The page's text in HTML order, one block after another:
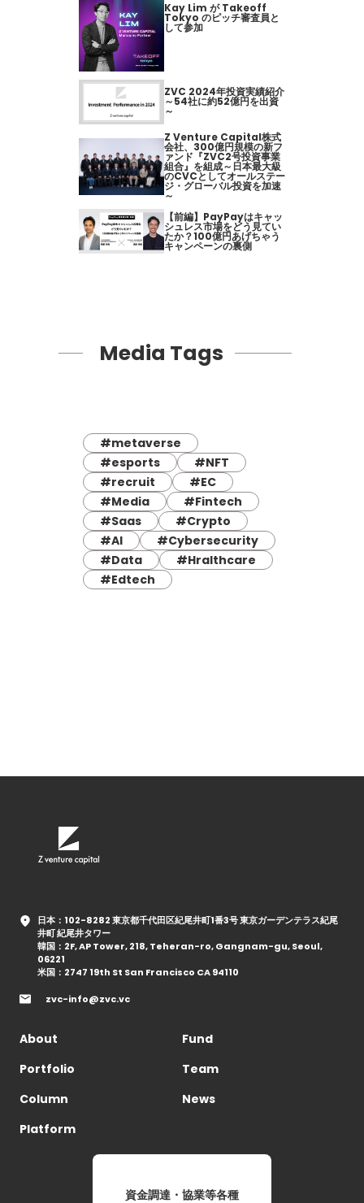
Kay Lim が Takeoff
Tokyo のピッチ審査員と
して参加
ZVC 2024年投資実績紹介
～54社に約52億円を出資
～
Z Venture Capital株式
会社、300億円規模の新フ
ァンド『ZVC2号投資事業
組合』を組成～日本最大級
のCVCとしてオールステー
ジ・グローバル投資を加速
～
【前編】PayPayはキャッ
シュレス市場をどう見てい
たか？100億円あげちゃう
キャンペーンの裏側
Media Tags
#metaverse
#esports
#NFT
#recruit
#EC
#Media
#Fintech
#Saas
#Crypto
#AI
#Cybersecurity
#Data
#Hralthcare
#Edtech
日本：102-8282 東京都千代田区紀尾井町1番3号 東京ガーデンテラス紀尾
井町 紀尾井タワー
韓国：2F, AP Tower, 218, Teheran-ro, Gangnam-gu, Seoul,
06221
米国：2747 19th St San Francisco CA 94110
zvc-info@zvc.vc
About
Fund
Portfolio
Team
Column
News
Platform
資金調達・協業等各種